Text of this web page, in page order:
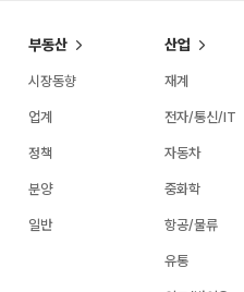
부동산
시장동향
업계
정책
분양
일반
산업
재계
전자/통신/IT
자동차
중화학
항공/물류
유통